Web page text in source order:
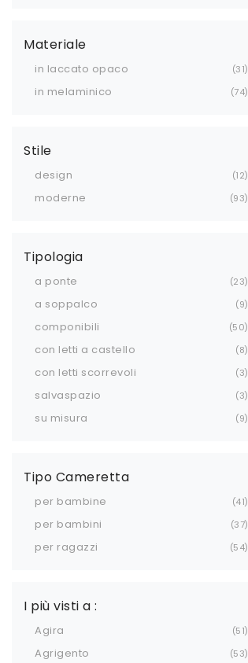
Materiale
in laccato opaco 31
in melaminico 74
Stile
design 12
moderne 93
Tipologia
a ponte 23
a soppalco 9
componibili 50
con letti a castello 8
con letti scorrevoli 3
salvaspazio 3
su misura 9
Tipo Cameretta
per bambine 41
per bambini 37
per ragazzi 54
I più visti a :
Agira 51
Agrigento 53